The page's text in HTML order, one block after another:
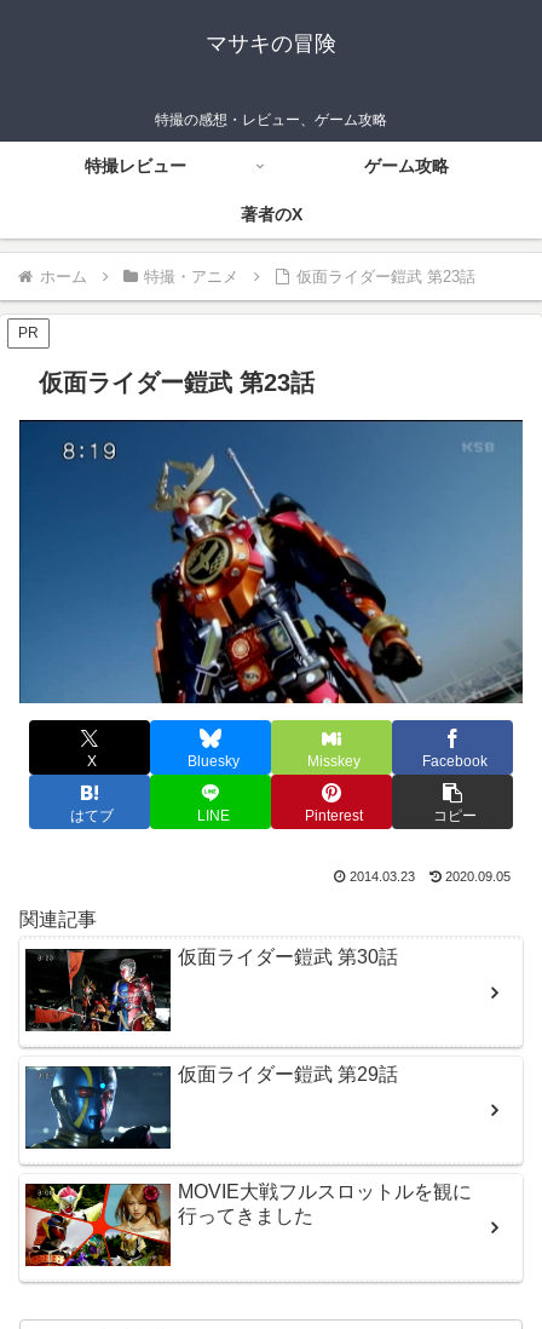
マサキの冒険
特撮の感想・レビュー、ゲーム攻略
特撮レビュー ゲーム攻略
著者のX
ホーム 特撮・アニメ 仮面ライダー鎧武 第23話
PR
仮面ライダー鎧武 第23話
X Bluesky Misskey Facebook
はてブ LINE Pinterest コピー
2014.03.23 2020.09.05
関連記事
仮面ライダー鎧武 第30話
仮面ライダー鎧武 第29話
MOVIE大戦フルスロットルを観に
行ってきました